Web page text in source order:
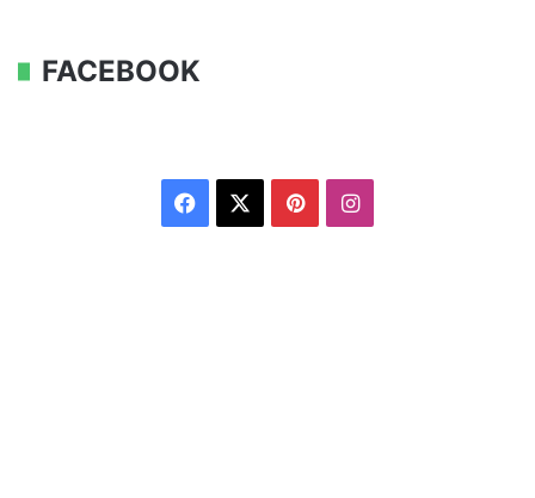
FACEBOOK
Facebook PinterestInstagram